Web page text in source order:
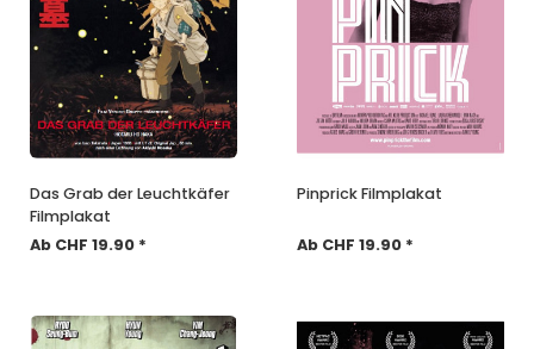
Das Grab der Leuchtkäfer
Filmplakat
Ab CHF 19.90 *
Pinprick Filmplakat
Ab CHF 19.90 *